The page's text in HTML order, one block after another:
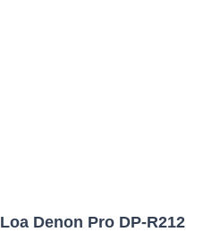
Loa Denon Pro DP-R212